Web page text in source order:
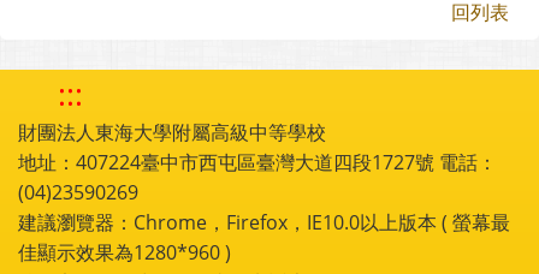
回列表
:::
財團法人東海大學附屬高級中等學校
地址：407224臺中市西屯區臺灣大道四段1727號 電話：
(04)23590269
建議瀏覽器：Chrome，Firefox，IE10.0以上版本 ( 螢幕最
佳顯示效果為1280*960 )